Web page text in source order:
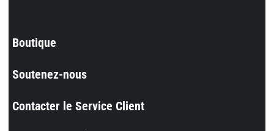
Boutique
Soutenez-nous
Contacter le Service Client